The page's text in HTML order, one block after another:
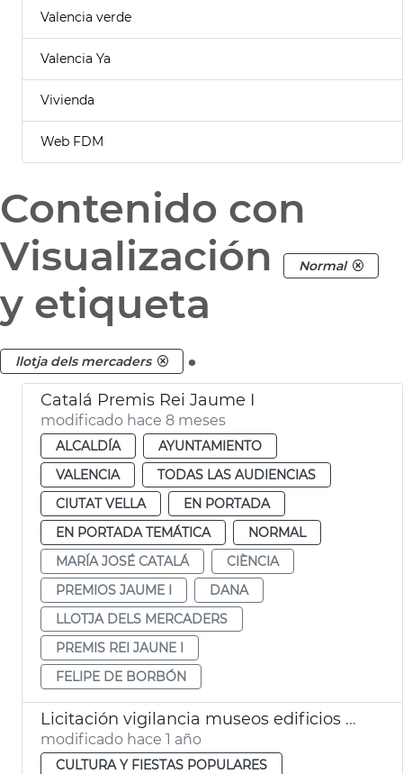
Valencia verde
Valencia Ya
Vivienda
Web FDM
Contenido con
Visualización
Normal
y etiqueta
llotja dels mercaders .
Catalá Premis Rei Jaume I
modificado hace 8 meses
ALCALDÍA
AYUNTAMIENTO
VALENCIA
TODAS LAS AUDIENCIAS
CIUTAT VELLA
EN PORTADA
EN PORTADA TEMÁTICA
NORMAL
MARÍA JOSÉ CATALÁ
CIÈNCIA
PREMIOS JAUME I
DANA
LLOTJA DELS MERCADERS
PREMIS REI JAUNE I
FELIPE DE BORBÓN
Licitación vigilancia museos edificios históricos municipales València
modificado hace 1 año
CULTURA Y FIESTAS POPULARES